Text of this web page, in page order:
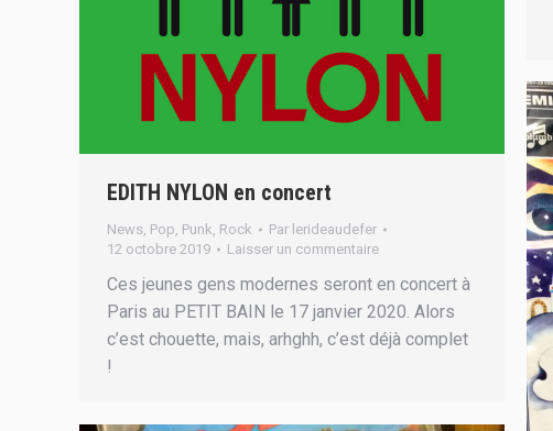
EDITH NYLON en concert
News, Pop, Punk, Rock Par lerideaudefer
12 octobre 2019
Laisser un commentaire
Ces jeunes gens modernes seront en concert à
Paris au PETIT BAIN le 17 janvier 2020. Alors
c’est chouette, mais, arhghh, c’est déjà complet
!